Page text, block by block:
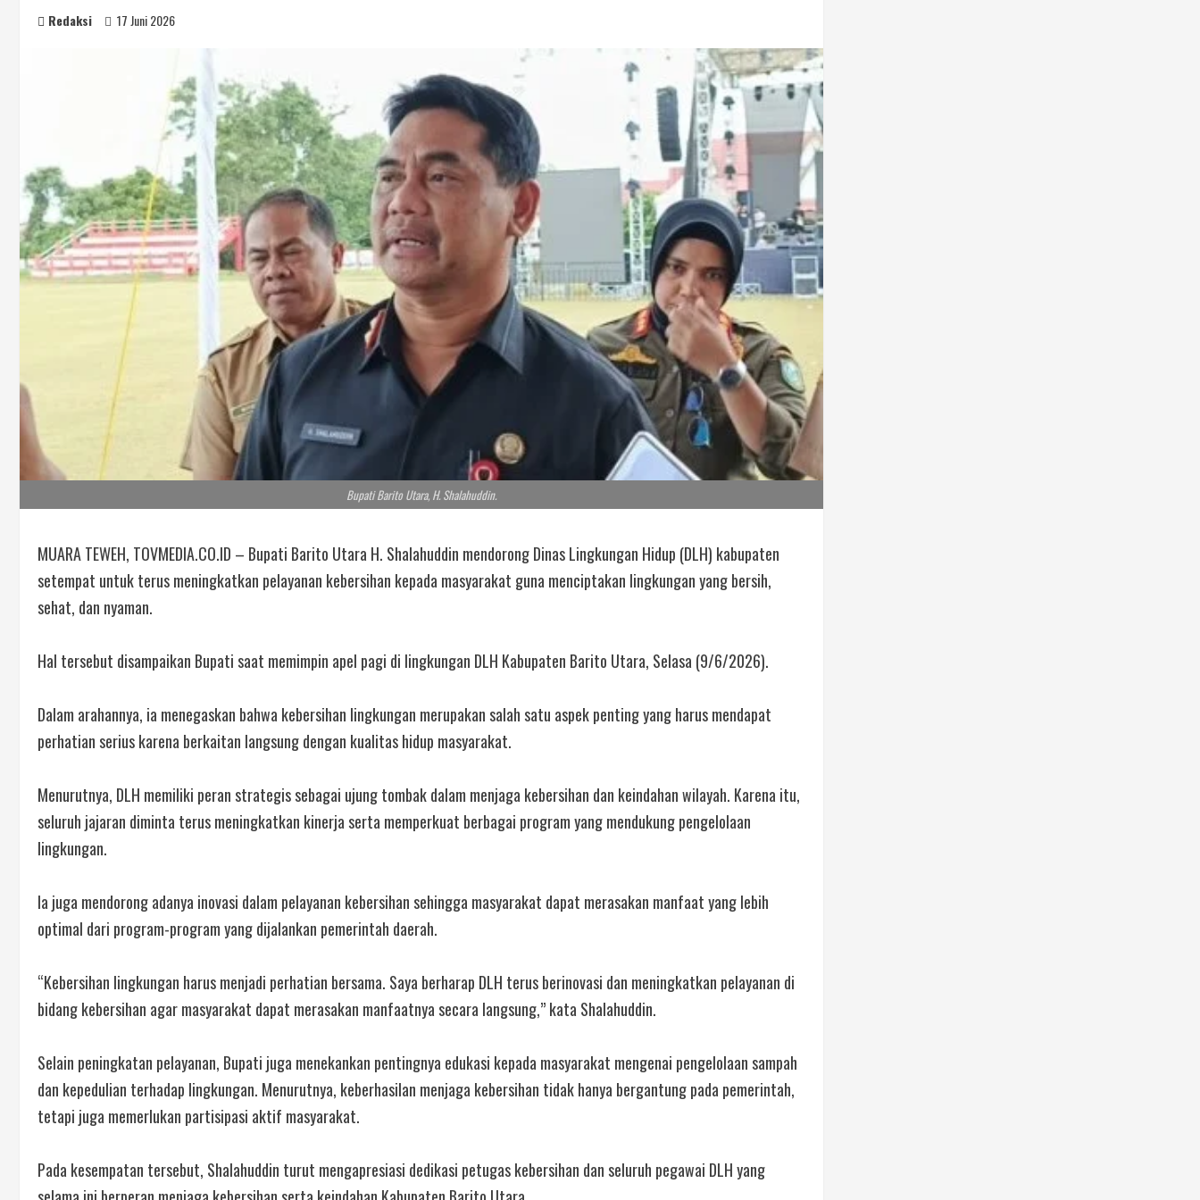
Redaksi 17 Juni 2026
Bupati Barito Utara, H. Shalahuddin.
MUARA TEWEH, TOVMEDIA.CO.ID – Bupati Barito Utara H. Shalahuddin mendorong Dinas Lingkungan Hidup (DLH) kabupaten
setempat untuk terus meningkatkan pelayanan kebersihan kepada masyarakat guna menciptakan lingkungan yang bersih,
sehat, dan nyaman.
Hal tersebut disampaikan Bupati saat memimpin apel pagi di lingkungan DLH Kabupaten Barito Utara, Selasa (9/6/2026).
Dalam arahannya, ia menegaskan bahwa kebersihan lingkungan merupakan salah satu aspek penting yang harus mendapat
perhatian serius karena berkaitan langsung dengan kualitas hidup masyarakat.
Menurutnya, DLH memiliki peran strategis sebagai ujung tombak dalam menjaga kebersihan dan keindahan wilayah. Karena itu,
seluruh jajaran diminta terus meningkatkan kinerja serta memperkuat berbagai program yang mendukung pengelolaan
lingkungan.
Ia juga mendorong adanya inovasi dalam pelayanan kebersihan sehingga masyarakat dapat merasakan manfaat yang lebih
optimal dari program-program yang dijalankan pemerintah daerah.
“Kebersihan lingkungan harus menjadi perhatian bersama. Saya berharap DLH terus berinovasi dan meningkatkan pelayanan di
bidang kebersihan agar masyarakat dapat merasakan manfaatnya secara langsung,” kata Shalahuddin.
Selain peningkatan pelayanan, Bupati juga menekankan pentingnya edukasi kepada masyarakat mengenai pengelolaan sampah
dan kepedulian terhadap lingkungan. Menurutnya, keberhasilan menjaga kebersihan tidak hanya bergantung pada pemerintah,
tetapi juga memerlukan partisipasi aktif masyarakat.
Pada kesempatan tersebut, Shalahuddin turut mengapresiasi dedikasi petugas kebersihan dan seluruh pegawai DLH yang